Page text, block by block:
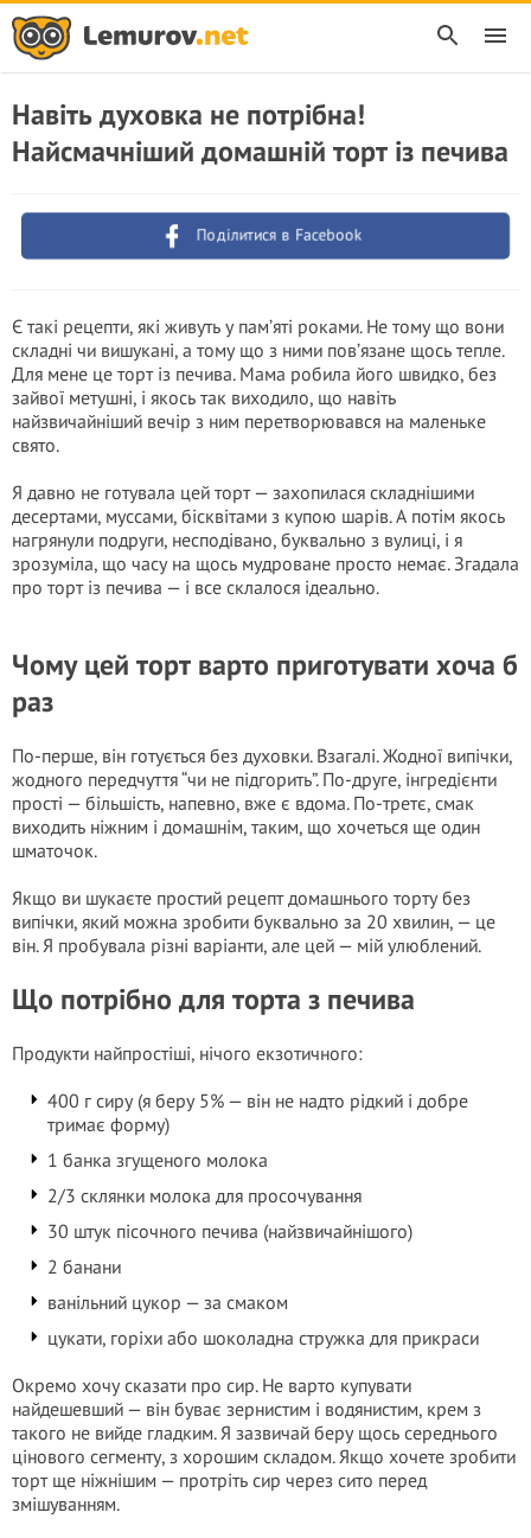
Навіть духовка не потрібна!
Найсмачніший домашній торт із печива
Поділитися в Facebook
Є такі рецепти, які живуть у пам’яті роками. Не тому що вони
складні чи вишукані, а тому що з ними пов’язане щось тепле.
Для мене це торт із печива. Мама робила його швидко, без
зайвої метушні, і якось так виходило, що навіть
найзвичайніший вечір з ним перетворювався на маленьке
свято.
Я давно не готувала цей торт — захопилася складнішими
десертами, муссами, бісквітами з купою шарів. А потім якось
нагрянули подруги, несподівано, буквально з вулиці, і я
зрозуміла, що часу на щось мудроване просто немає. Згадала
про торт із печива — і все склалося ідеально.
Чому цей торт варто приготувати хоча б
раз
По-перше, він готується без духовки. Взагалі. Жодної випічки,
жодного передчуття “чи не підгорить”. По-друге, інгредієнти
прості — більшість, напевно, вже є вдома. По-третє, смак
виходить ніжним і домашнім, таким, що хочеться ще один
шматочок.
Якщо ви шукаєте простий рецепт домашнього торту без
випічки, який можна зробити буквально за 20 хвилин, — це
він. Я пробувала різні варіанти, але цей — мій улюблений.
Що потрібно для торта з печива
Продукти найпростіші, нічого екзотичного:
400 г сиру (я беру 5% — він не надто рідкий і добре
тримає форму)
1 банка згущеного молока
2/3 склянки молока для просочування
30 штук пісочного печива (найзвичайнішого)
2 банани
ванільний цукор — за смаком
цукати, горіхи або шоколадна стружка для прикраси
Окремо хочу сказати про сир. Не варто купувати
найдешевший — він буває зернистим і водянистим, крем з
такого не вийде гладким. Я зазвичай беру щось середнього
цінового сегменту, з хорошим складом. Якщо хочете зробити
торт ще ніжнішим — протріть сир через сито перед
змішуванням.